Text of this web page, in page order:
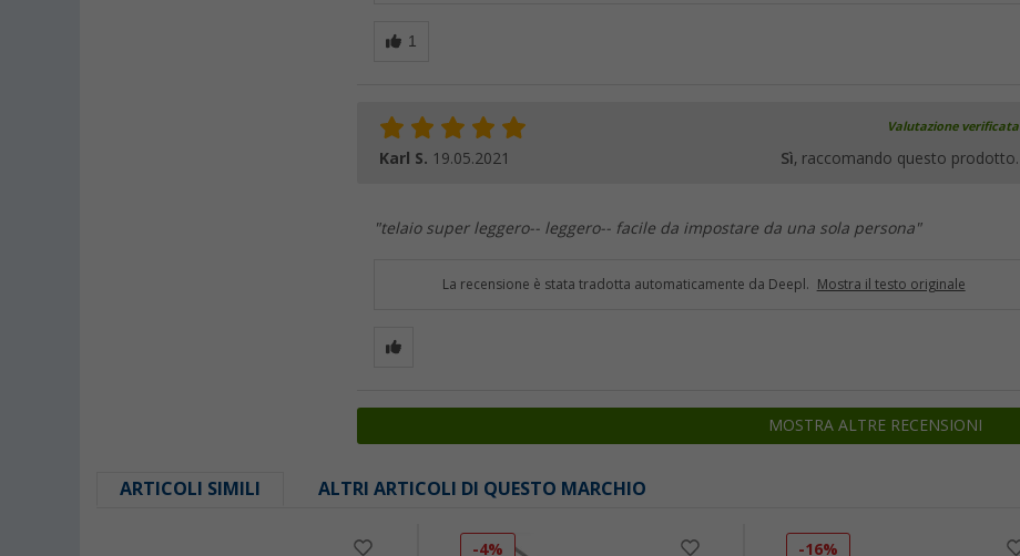
Valutazione verificata
Karl S. 19.05.2021 Sì, raccomando questo prodotto.
"telaio super leggero-- leggero-- facile da impostare da una sola persona"
La recensione è stata tradotta automaticamente da Deepl. Mostra il testo originale
MOSTRA ALTRE RECENSIONI
ARTICOLI SIMILI ALTRI ARTICOLI DI QUESTO MARCHIO
-4% -16%